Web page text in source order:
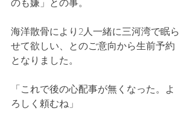
海洋散骨により2人一緒に三河湾で眠ら
せて欲しい、とのご意向から生前予約
となりました。
「これで後の心配事が無くなった。よ
ろしく頼むね」